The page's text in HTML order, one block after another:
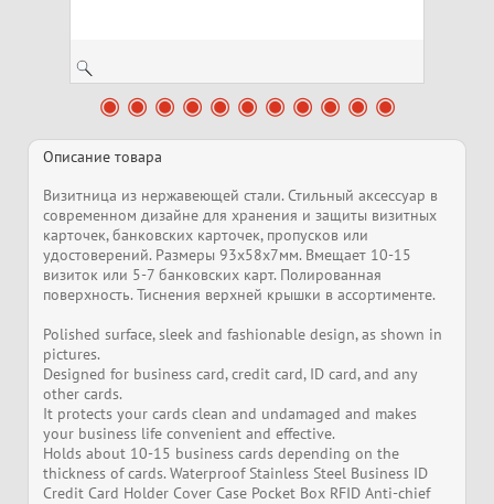
Описание товара
Визитница из нержавеющей стали. Стильный аксессуар в
современном дизайне для хранения и защиты визитных
карточек, банковских карточек, пропусков или
удостоверений. Размеры 93x58x7мм. Вмещает 10-15
визиток или 5-7 банковских карт. Полированная
поверхность. Тиснения верхней крышки в ассортименте.
Polished surface, sleek and fashionable design, as shown in
pictures.
Designed for business card, credit card, ID card, and any
other cards.
It protects your cards clean and undamaged and makes
your business life convenient and effective.
Holds about 10-15 business cards depending on the
thickness of cards. Waterproof Stainless Steel Business ID
Credit Card Holder Cover Case Pocket Box RFID Anti-chief